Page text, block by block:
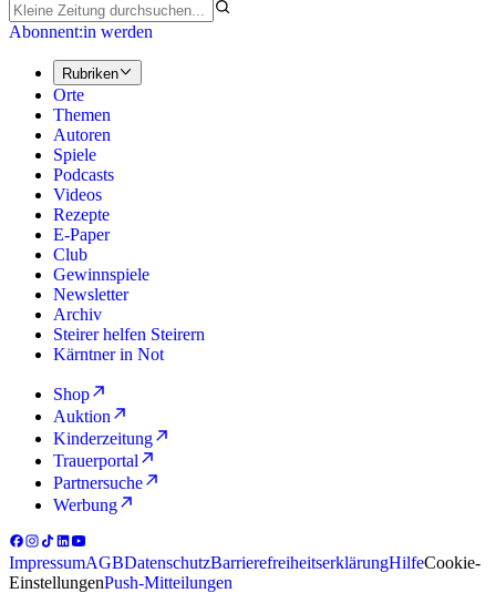
Abonnent:in werden
Rubriken
Orte
Themen
Autoren
Spiele
Podcasts
Videos
Rezepte
E-Paper
Club
Gewinnspiele
Newsletter
Archiv
Steirer helfen Steirern
Kärntner in Not
Shop
Auktion
Kinderzeitung
Trauerportal
Partnersuche
Werbung
ImpressumAGBDatenschutzBarrierefreiheitserklärungHilfeCookie-
EinstellungenPush-Mitteilungen